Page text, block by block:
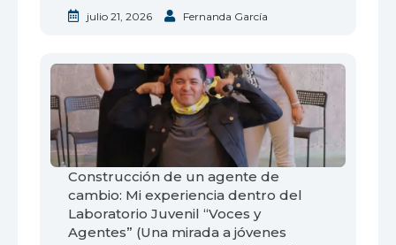
julio 21, 2026 Fernanda García
Construcción de un agente de
cambio: Mi experiencia dentro del
Laboratorio Juvenil “Voces y
Agentes” (Una mirada a jóvenes